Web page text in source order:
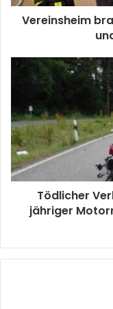
Vereinsheim
Tödlicher
jähriger